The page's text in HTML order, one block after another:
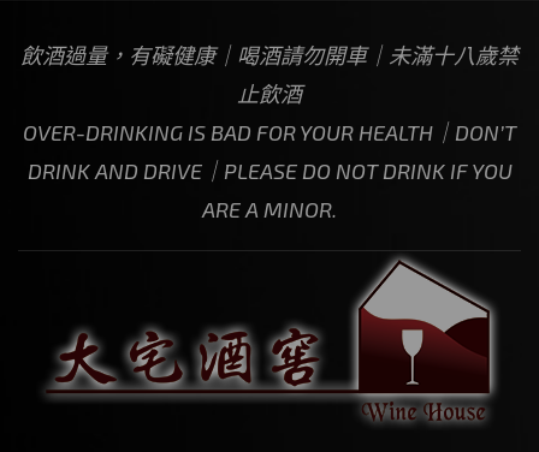
飲酒過量，有礙健康｜喝酒請勿開車｜未滿十八歲禁
止飲酒
OVER-DRINKING IS BAD FOR YOUR HEALTH｜DON’T
DRINK AND DRIVE｜PLEASE DO NOT DRINK IF YOU
ARE A MINOR.